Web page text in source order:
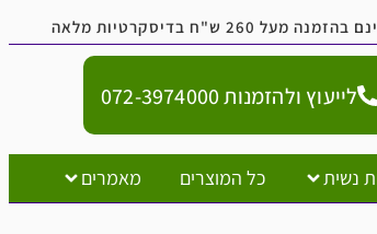
מלאה
072-3974000
כל המוצרים מאמרים